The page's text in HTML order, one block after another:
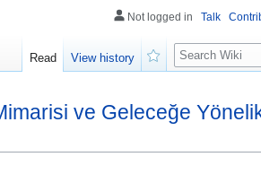
ve Geleceğe Yönelik
Not logged in Talk
Read
View history
Search